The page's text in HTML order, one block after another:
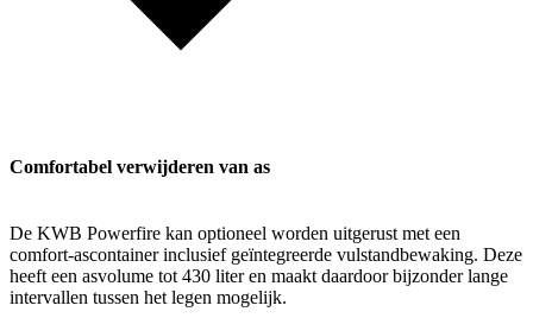
Comfortabel verwijderen van as
De KWB Powerfire kan optioneel worden uitgerust met een
comfort-ascontainer inclusief geïntegreerde vulstandbewaking. Deze
heeft een asvolume tot 430 liter en maakt daardoor bijzonder lange
intervallen tussen het legen mogelijk.